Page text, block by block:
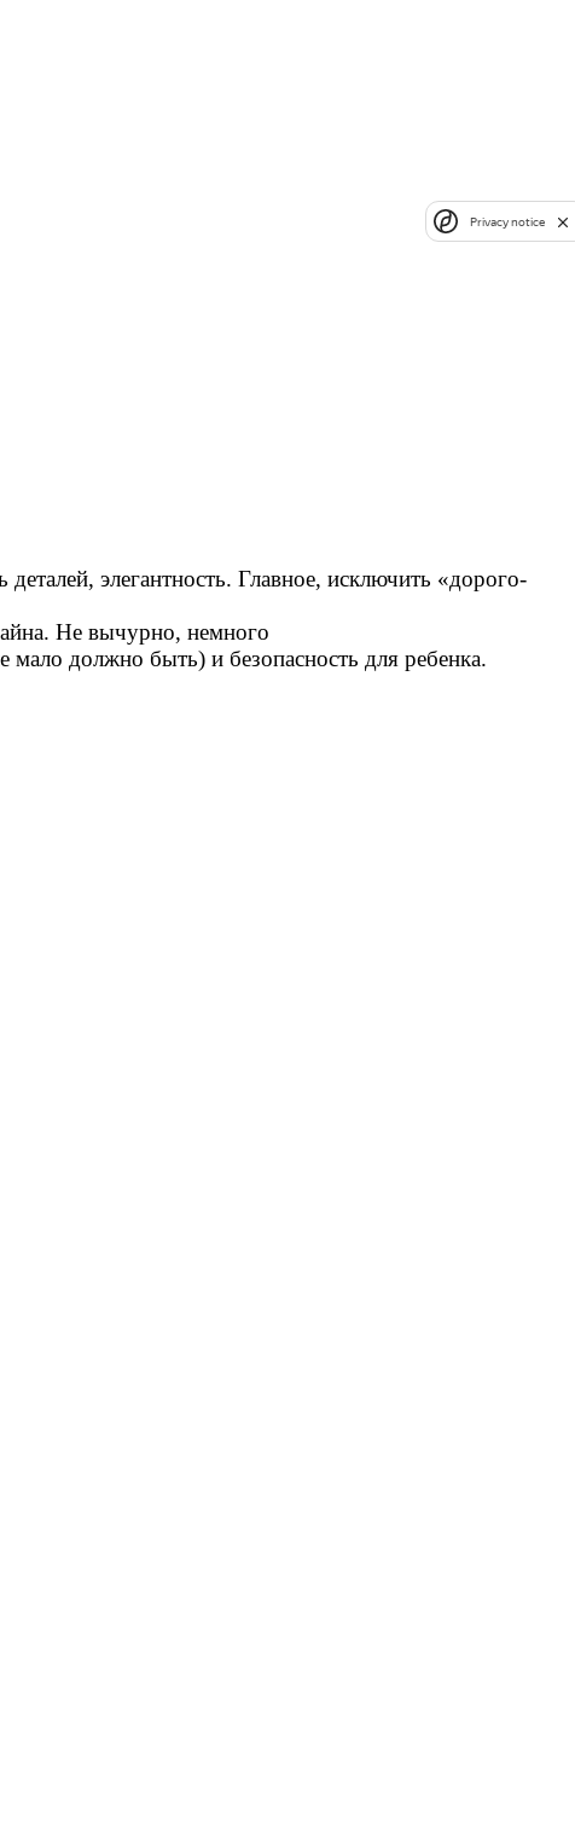
элегантность. Главное, исключить «дорого-
Не вычурно, немного
должно быть) и безопасность для ребенка.
Privacy notice